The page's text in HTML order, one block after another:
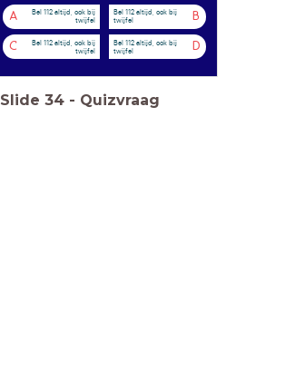
A
Bel 112 altijd, ook bij
twijfel
B
Bel 112 altijd, ook bij
twijfel
C
Bel 112 altijd, ook bij
twijfel
D
Bel 112 altijd, ook bij
twijfel
Slide 34 - Quizvraag